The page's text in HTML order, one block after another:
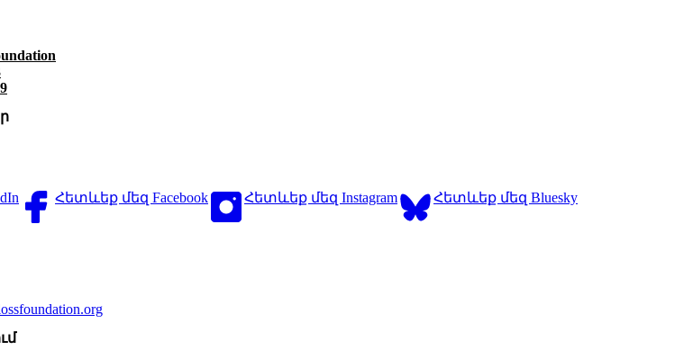
Հետևեք մեզ Facebook Հետևեք մեզ Instagram Հետևեք մեզ Bluesky